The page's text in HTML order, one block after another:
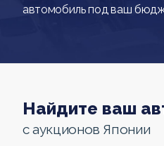
автомобиль под ваш
Найдите ваш
с аукционов Японии